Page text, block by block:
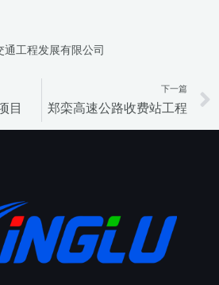
工程发展有限公司
目
下一篇
郑栾高速公路收费站工程